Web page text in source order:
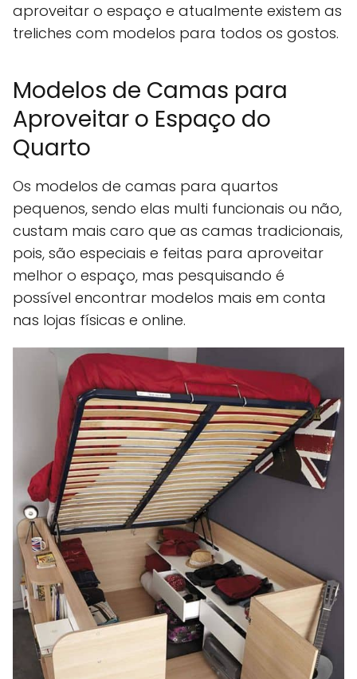
aproveitar o espaço e atualmente existem as
treliches com modelos para todos os gostos.
Modelos de Camas para
Aproveitar o Espaço do
Quarto
Os modelos de camas para quartos
pequenos, sendo elas multi funcionais ou não,
custam mais caro que as camas tradicionais,
pois, são especiais e feitas para aproveitar
melhor o espaço, mas pesquisando é
possível encontrar modelos mais em conta
nas lojas físicas e online.